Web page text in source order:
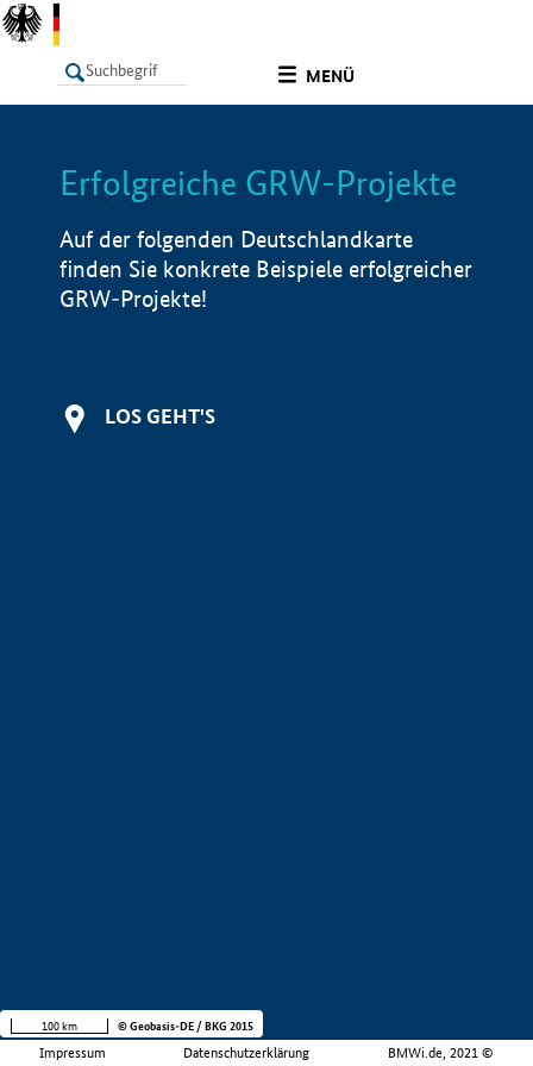
MENÜ
LISTE Info
Erfolgreiche GRW-Projekte
Auf der folgenden Deutschlandkarte
finden Sie konkrete Beispiele erfolgreicher
GRW-Projekte!
LOS GEHT'S
Impressum Datenschutzerklärung BMWi.de, 2021 ©
100 km © Geobasis-DE / BKG 2015